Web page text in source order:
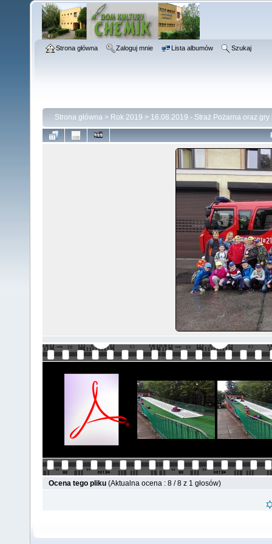
Strona główna Zaloguj mnie Lista albumów Szukaj
Strona główna > Rok 2019 > 16.08.2019 - Straż Pożarna oraz gry
Ocena tego pliku (Aktualna ocena : 8 / 8 z 1 głosów)